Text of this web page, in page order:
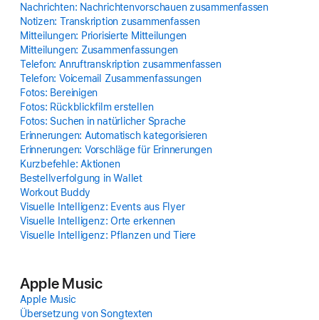
Nach­richten: Nach­richtenvorschauen zu­sam­menfassen
Notizen: Trans­kription zu­sam­menfassen
Mit­teilungen: Priorisierte Mit­teilungen
Mit­teilungen: Zusam­men­fassungen
Telefon: Anruftranskription zu­sam­menfassen
Telefon: Voicemail Zusam­men­fassungen
Fotos: Bereinigen
Fotos: Rück­blickfilm erstellen
Fotos: Suchen in natür­licher Sprache
Erin­ne­rungen: Auto­matisch kate­gori­sieren
Erin­ne­rungen: Vor­schläge für Erin­ne­rungen
Kurz­befehle: Aktionen
Bestellverfolgung in Wallet
Workout Buddy
Visuelle Intelligenz: Events aus Flyer
Visuelle Intelligenz: Orte erkennen
Visuelle Intelligenz: Pflanzen und Tiere
Apple Music
Apple Music
Über­setzung von Song­texten